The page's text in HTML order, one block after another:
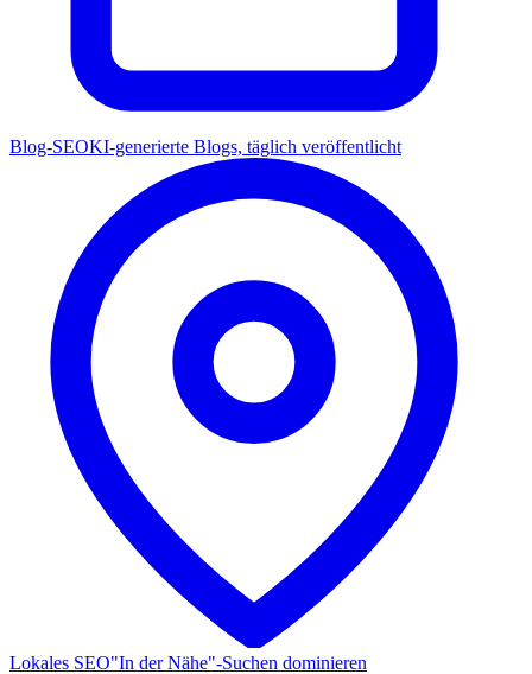
Blog-SEOKI-generierte Blogs, täglich veröffentlicht
Lokales SEO"In der Nähe"-Suchen dominieren